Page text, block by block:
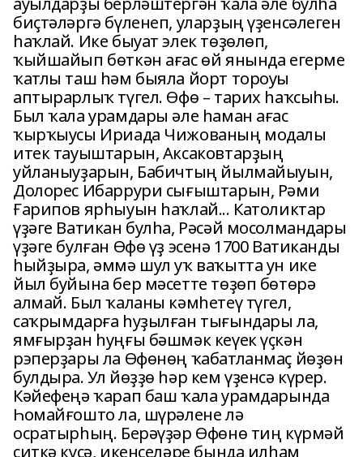
биҫтәләргә бүленеп, уларҙың үҙенсәлеген
һаҡлай. Ике быуат элек төҙөлөп,
ҡыйшайып бөткән ағас өй янында егерме
ҡатлы таш һәм быяла йорт тороуы
аптырарлыҡ түгел. Өфө – тарих һаҡсыһы.
Был ҡала урамдары әле һаман ағас
ҡырҡыусы Ириада Чижованың модалы
итек тауыштарын, Аксаковтарҙың
уйланыуҙарын, Бабичтың йылмайыуын,
Долорес Ибаррури сығыштарын, Рәми
Ғарипов ярһыуын һаҡлай... Католиктар
үҙәге Ватикан булһа, Рәсәй мосолмандары
үҙәге булған Өфө үҙ эсенә 1700 Ватиканды
һыйҙыра, әммә шул уҡ ваҡытта ун ике
йыл буйына бер мәсетте төҙөп бөтөрә
алмай. Был ҡаланы кәмһетеү түгел,
саҡрымдарға һуҙылған тығындары ла,
ямғырҙан һуңғы бәшмәк кеүек үҫкән
рэперҙары ла Өфөнөң ҡабатланмаҫ йөҙөн
булдыра. Ул йөҙҙө һәр кем үҙенсә күрер.
Кәйефеңә ҡарап баш ҡала урамдарында
Һомайғошто ла, шүрәлене лә
осратырһың. Берәүҙәр Өфөнө тиң күрмәй
ситкә күсә, икенселәре бында илһам